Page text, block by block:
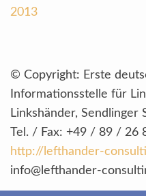
2013
© Copyright: Erste
Informationsstelle für
Linkshänder, Sendlinger
Tel. / Fax: +49 / 89 / 26
http://lefthander-
info@lefthander-